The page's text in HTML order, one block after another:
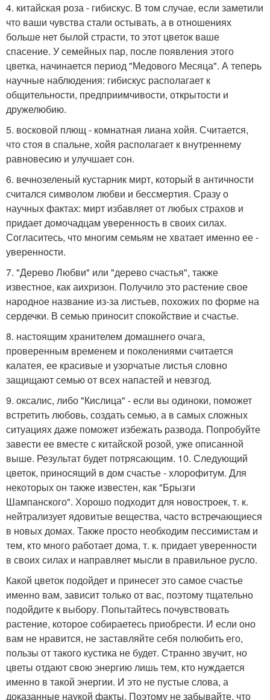
4. китайская роза - гибискус. В том случае, если заметили
что ваши чувства стали остывать, а в отношениях
больше нет былой страсти, то этот цветок ваше
спасение. У семейных пар, после появления этого
цветка, начинается период "Медового Месяца". А теперь
научные наблюдения: гибискус располагает к
общительности, предприимчивости, открытости и
дружелюбию.
5. восковой плющ - комнатная лиана хойя. Считается,
что стоя в спальне, хойя располагает к внутреннему
равновесию и улучшает сон.
6. вечнозеленый кустарник мирт, который в античности
считался символом любви и бессмертия. Сразу о
научных фактах: мирт избавляет от любых страхов и
придает домочадцам уверенность в своих силах.
Согласитесь, что многим семьям не хватает именно ее -
уверенности.
7. "Дерево Любви" или "дерево счастья", также
известное, как аихризон. Получило это растение свое
народное название из-за листьев, похожих по форме на
сердечки. В семью приносит спокойствие и счастье.
8. настоящим хранителем домашнего очага,
проверенным временем и поколениями считается
калатея, ее красивые и узорчатые листья словно
защищают семью от всех напастей и невзгод.
9. оксалис, либо "Кислица" - если вы одиноки, поможет
встретить любовь, создать семью, а в самых сложных
ситуациях даже поможет избежать развода. Попробуйте
завести ее вместе с китайской розой, уже описанной
выше. Результат будет потрясающим. 10. Следующий
цветок, приносящий в дом счастье - хлорофитум. Для
некоторых он также известен, как "Брызги
Шампанского". Хорошо подходит для новостроек, т. к.
нейтрализует ядовитые вещества, часто встречающиеся
в новых домах. Также просто необходим пессимистам и
тем, кто много работает дома, т. к. придает уверенности
в своих силах и направляет мысли в правильное русло.
Какой цветок подойдет и принесет это самое счастье
именно вам, зависит только от вас, поэтому тщательно
подойдите к выбору. Попытайтесь почувствовать
растение, которое собираетесь приобрести. И если оно
вам не нравится, не заставляйте себя полюбить его,
пользы от такого кустика не будет. Странно звучит, но
цветы отдают свою энергию лишь тем, кто нуждается
именно в такой энергии. И это не пустые слова, а
доказанные наукой факты. Поэтому не забывайте, что